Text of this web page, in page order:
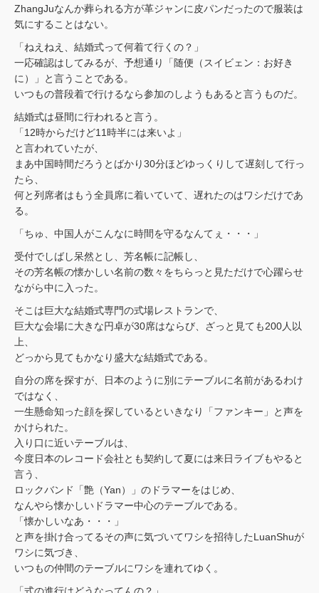
ZhangJuなんか葬られる方が革ジャンに皮パンだったので服装は
気にすることはない。
「ねえねえ、結婚式って何着て行くの？」
一応確認はしてみるが、予想通り「随便（スイビェン：お好き
に）」と言うことである。
いつもの普段着で行けるなら参加のしようもあると言うものだ。
結婚式は昼間に行われると言う。
「12時からだけど11時半には来いよ」
と言われていたが、
まあ中国時間だろうとばかり30分ほどゆっくりして遅刻して行っ
たら、
何と列席者はもう全員席に着いていて、遅れたのはワシだけであ
る。
「ちゅ、中国人がこんなに時間を守るなんてぇ・・・」
受付でしばし呆然とし、芳名帳に記帳し、
その芳名帳の懐かしい名前の数々をちらっと見ただけで心躍らせ
ながら中に入った。
そこは巨大な結婚式専門の式場レストランで、
巨大な会場に大きな円卓が30席はならび、ざっと見ても200人以
上、
どっから見てもかなり盛大な結婚式である。
自分の席を探すが、日本のように別にテーブルに名前があるわけ
ではなく、
一生懸命知った顔を探しているといきなり「ファンキー」と声を
かけられた。
入り口に近いテーブルは、
今度日本のレコード会社とも契約して夏には来日ライブもやると
言う、
ロックバンド「艶（Yan）」のドラマーをはじめ、
なんやら懐かしいドラマー中心のテーブルである。
「懐かしいなあ・・・」
と声を掛け合ってるその声に気づいてワシを招待したLuanShuが
ワシに気づき、
いつもの仲間のテーブルにワシを連れてゆく。